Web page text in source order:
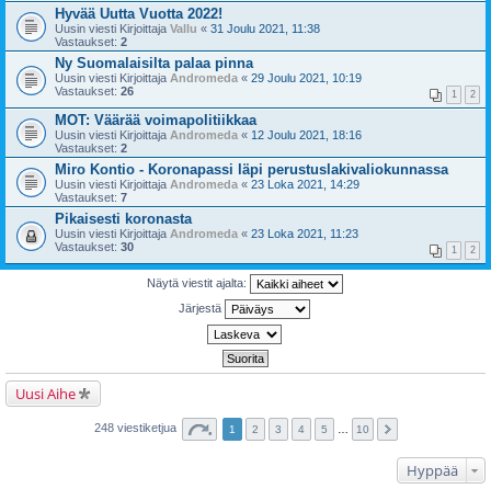
Hyvää Uutta Vuotta 2022!
Uusin viesti Kirjoittaja Vallu « 31 Joulu 2021, 11:38
Vastaukset: 2
Ny Suomalaisilta palaa pinna
Uusin viesti Kirjoittaja Andromeda « 29 Joulu 2021, 10:19
Vastaukset: 26 1 2
MOT: Väärää voimapolitiikkaa
Uusin viesti Kirjoittaja Andromeda « 12 Joulu 2021, 18:16
Vastaukset: 2
Miro Kontio - Koronapassi läpi perustuslakivaliokunnassa
Uusin viesti Kirjoittaja Andromeda « 23 Loka 2021, 14:29
Vastaukset: 7
Pikaisesti koronasta
Uusin viesti Kirjoittaja Andromeda « 23 Loka 2021, 11:23
Vastaukset: 30 1 2
Näytä viestit ajalta:
Järjestä
Uusi Aihe
248 viestiketjua 1 2 3 4 5 10
Hyppää